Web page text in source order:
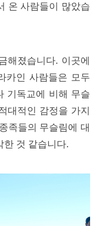
온 사람들이 많았습
해졌습니다. 이곳에
카인 사람들은 모두
기독교에 비해 무슬
대적인 감정을 가지
족들의 무슬림에 대
한 것 같습니다.